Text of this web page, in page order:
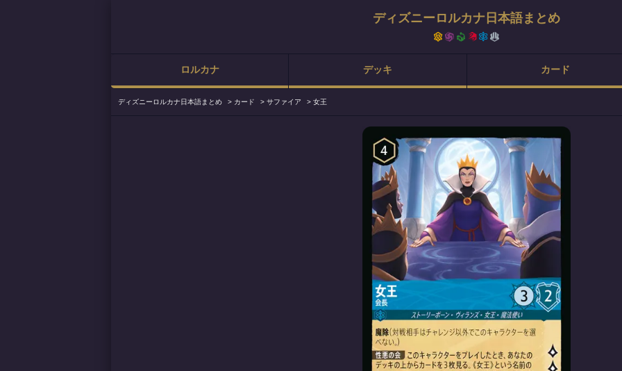
ディズニーロルカナ日本語まとめ
ロルカナ デッキ カード
ディズニーロルカナ日本語まとめ > カード > サファイア > 女王